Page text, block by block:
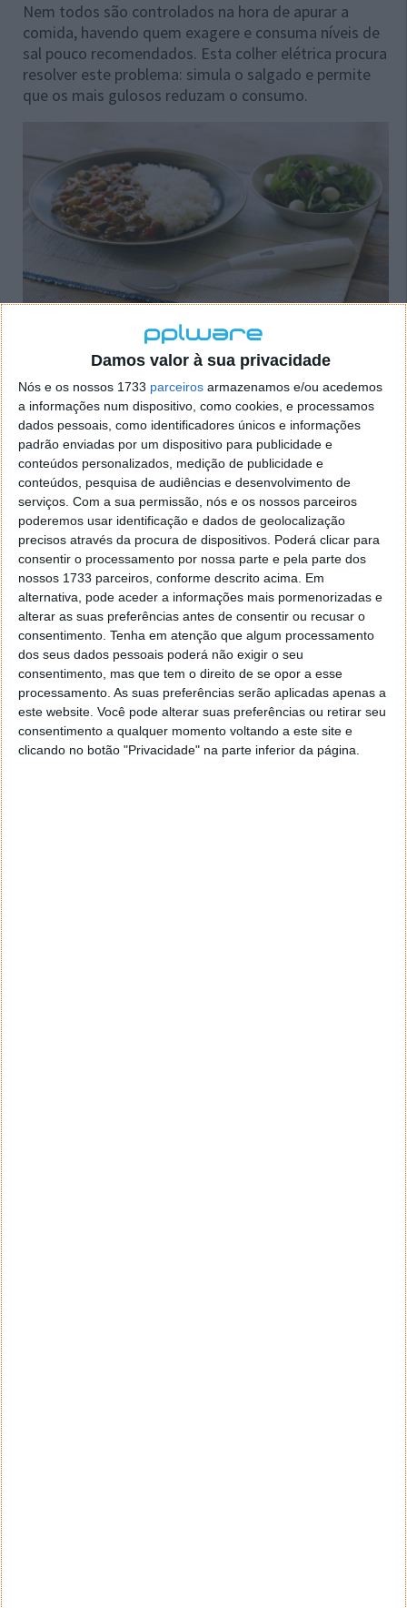
Damos valor à sua privacidade
Nós e os nossos 1733 parceiros armazenamos e/ou acedemos
a informações num dispositivo, como cookies, e processamos
dados pessoais, como identificadores únicos e informações
padrão enviadas por um dispositivo para publicidade e
conteúdos personalizados, medição de publicidade e
conteúdos, pesquisa de audiências e desenvolvimento de
serviços. Com a sua permissão, nós e os nossos parceiros
poderemos usar identificação e dados de geolocalização
precisos através da procura de dispositivos. Poderá clicar para
consentir o processamento por nossa parte e pela parte dos
nossos 1733 parceiros, conforme descrito acima. Em
alternativa, pode aceder a informações mais pormenorizadas e
alterar as suas preferências antes de consentir ou recusar o
consentimento. Tenha em atenção que algum processamento
dos seus dados pessoais poderá não exigir o seu
consentimento, mas que tem o direito de se opor a esse
processamento. As suas preferências serão aplicadas apenas a
este website. Você pode alterar suas preferências ou retirar seu
consentimento a qualquer momento voltando a este site e
clicando no botão "Privacidade" na parte inferior da página.
Nem todos são controlados na hora de apurar a
comida, havendo quem exagere e consuma níveis de
sal pouco recomendados. Esta colher elétrica procura
resolver este problema: simula o salgado e permite
que os mais gulosos reduzam o consumo.
Finlândia planeia construir o maior
armazenamento de energia térmica do
mundo
Finlândia planeia construir um armazenamento
sazonal de energia térmica em Vantaa, a quarta
maior cidade do país, vizinha da capital Helsínquia.
Quando estiver concluída, a instalação será a maior
do mundo, segundo todos os padrões.